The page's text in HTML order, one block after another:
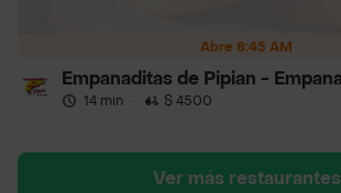
Abre 8:45 AM
Empanaditas de Pipian -
14 min · $ 4500
Ver más restaurantes